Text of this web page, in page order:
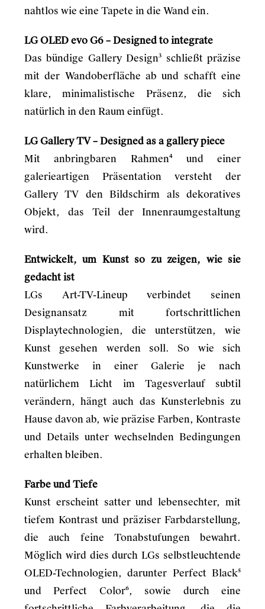
nahtlos wie eine Tapete in die Wand ein.
LG OLED evo G6 – Designed to integrate
Das bündige Gallery Design³ schließt präzise
mit der Wandoberfläche ab und schafft eine
klare, minimalistische Präsenz, die sich
natürlich in den Raum einfügt.
LG Gallery TV – Designed as a gallery piece
Mit anbringbaren Rahmen⁴ und einer
galerieartigen Präsentation versteht der
Gallery TV den Bildschirm als dekoratives
Objekt, das Teil der Innenraumgestaltung
wird.
Entwickelt, um Kunst so zu zeigen, wie sie
gedacht ist
LGs Art-TV-Lineup verbindet seinen
Designansatz mit fortschrittlichen
Displaytechnologien, die unterstützen, wie
Kunst gesehen werden soll. So wie sich
Kunstwerke in einer Galerie je nach
natürlichem Licht im Tagesverlauf subtil
verändern, hängt auch das Kunsterlebnis zu
Hause davon ab, wie präzise Farben, Kontraste
und Details unter wechselnden Bedingungen
erhalten bleiben.
Farbe und Tiefe
Kunst erscheint satter und lebensechter, mit
tiefem Kontrast und präziser Farbdarstellung,
die auch feine Tonabstufungen bewahrt.
Möglich wird dies durch LGs selbstleuchtende
OLED-Technologien, darunter Perfect Black⁵
und Perfect Color⁶, sowie durch eine